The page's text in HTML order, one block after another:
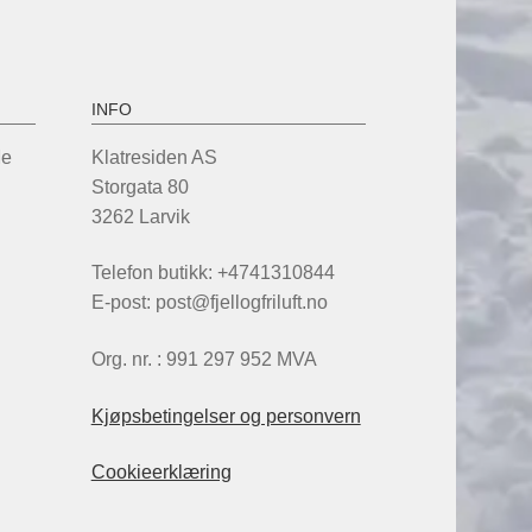
INFO
Klatresiden AS
Storgata 80
3262 Larvik
Telefon butikk: +4741310844
E-post: post@fjellogfriluft.no
Org. nr. : 991 297 952 MVA
Kjøpsbetingelser og personvern
Cookieerklæring